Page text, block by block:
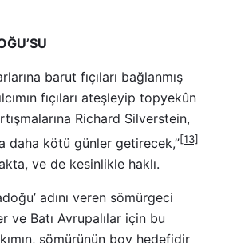
barut fıçıları bağlanmış
fıçıları ateşleyip topyekûn
Richard Silverstein,
daha kötü günler getirecek,”[13]
ve de kesinlikle haklı.
adını veren sömürgeci
ve Batı Avrupalılar için bu
sömürünün boy hedefidir